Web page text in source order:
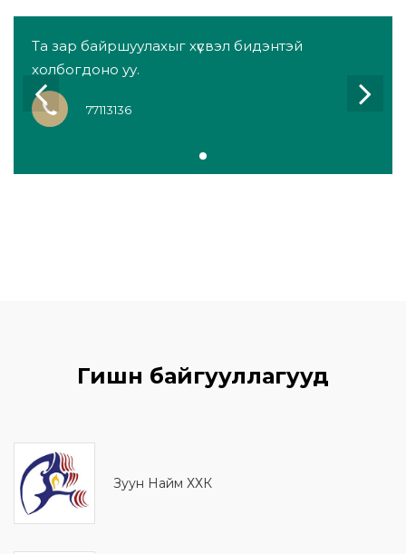
Та зар байршуулахыг хүсвэл бидэнтэй
холбогдоно уу.
77113136
Гишүүн байгууллагууд
Зуун Найм ХХК